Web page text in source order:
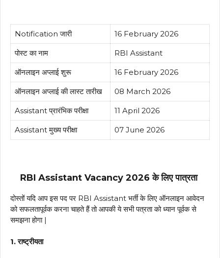
Notification जारी 16 February 2026
पोस्ट का नाम RBI Assistant
ऑनलाइन अप्लाई शुरू 16 February 2026
ऑनलाइन अप्लाई की लास्ट तारीख 08 March 2026
Assistant प्रारंभिक परीक्षा 11 April 2026
Assistant मुख्य परीक्षा 07 June 2026
RBI Assistant Vacancy 2026 के लिए पात्रता
दोस्तों यदि आप इस पद पर RBI Assistant भर्ती के लिए ऑनलाइन आवेदन
को सफलतापूर्वक करना चाहते हैं तो आपकी ये सभी पत्रता को ध्यान पूर्वक से
समझना होगा |
1. राष्ट्रीयता